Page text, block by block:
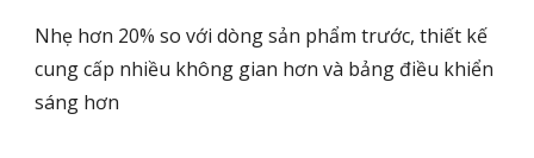
Nhẹ hơn 20% so với dòng sản phẩm trước, thiết kế
cung cấp nhiều không gian hơn và bảng điều khiển
sáng hơn